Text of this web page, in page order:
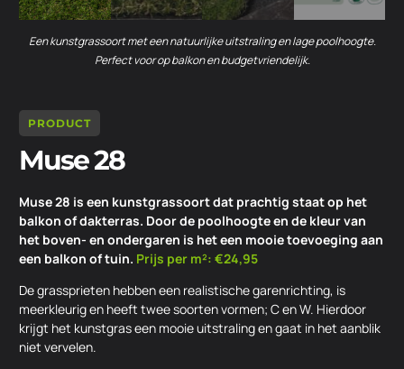
Een kunstgrassoort met een natuurlijke uitstraling en lage poolhoogte.
Perfect voor op balkon en budgetvriendelijk.
PRODUCT
Muse 28
Muse 28 is een kunstgrassoort dat prachtig staat op het
balkon of dakterras. Door de poolhoogte en de kleur van
het boven- en ondergaren is het een mooie toevoeging aan
een balkon of tuin. Prijs per m²: €24,95
De grassprieten hebben een realistische garenrichting, is
meerkleurig en heeft twee soorten vormen; C en W. Hierdoor
krijgt het kunstgras een mooie uitstraling en gaat in het aanblik
niet vervelen.